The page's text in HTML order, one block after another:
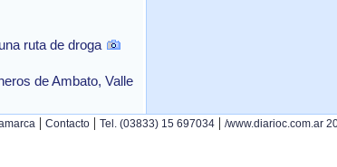
ruta de droga
de Ambato, Valle
| Contacto | Tel. (03833) 15 697034 | /www.diarioc.com.ar